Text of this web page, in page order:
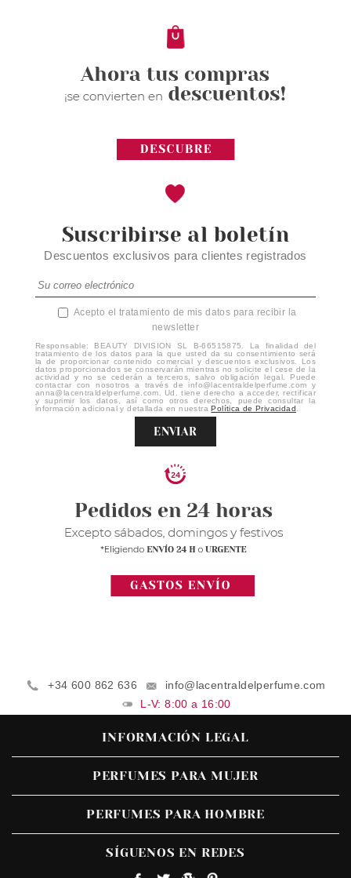
3.36€
Suscribirse al boletín
Descuentos exclusivos para clientes registrados
Acepto el tratamiento de mis datos para recibir la
newsletter
Responsable: BEAUTY DIVISION SL B-66515875. La finalidad del
tratamiento de los datos para la que usted da su consentimiento será
la de proporcionar contenido comercial y descuentos exclusivos. Los
datos proporcionados se conservarán mientras no solicite el cese de la
actividad y no se cederán a terceros, salvo obligación legal. Puede
contactar con nosotros a través de info@lacentraldelperfume.com y
anna@lacentraldelperfume.com. Ud. tiene derecho a acceder, rectificar
y suprimir los datos, así como otros derechos, puede consultar la
información adicional y detallada en nuestraPolítica de Privacidad
ENVIAR
+34 600 862 636
info@lacentraldelperfume.com
L-V: 8:00 a 16:00
INFORMACIÓN LEGAL
PERFUMES PARA MUJER
PERFUMES PARA HOMBRE
SÍGUENOS EN REDES